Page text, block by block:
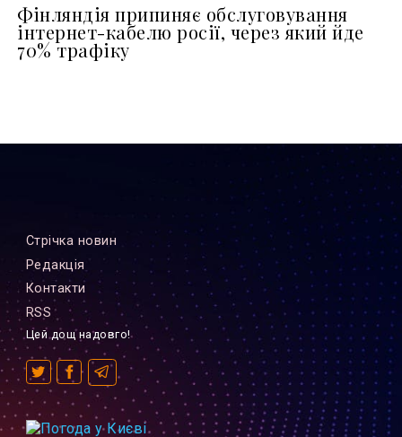
Фінляндія припиняє обслуговування
інтернет-кабелю росії, через який йде
70% трафіку
Стрiчка новин
Редакцiя
Контакти
RSS
Цей дощ надовго!